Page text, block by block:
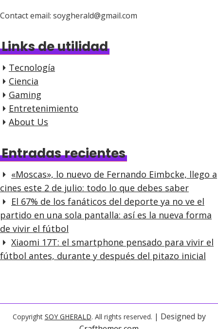
Contact email: soygherald@gmail.com
Links de utilidad
Tecnología
Ciencia
Gaming
Entretenimiento
About Us
Entradas recientes
«Moscas», lo nuevo de Fernando Eimbcke, llego a
cines este 2 de julio: todo lo que debes saber
El 67% de los fanáticos del deporte ya no ve el
partido en una sola pantalla: así es la nueva forma
de vivir el fútbol
Xiaomi 17T: el smartphone pensado para vivir el
fútbol antes, durante y después del pitazo inicial
Copyright SOY GHERALD. All rights reserved. | Designed by